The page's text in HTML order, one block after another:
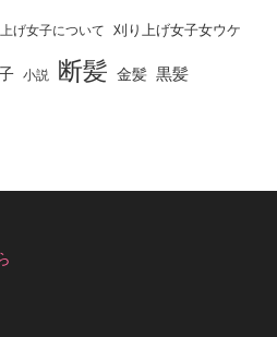
げ女子について 刈り上げ女子女ウケ
小説 断髪 金髪 黒髪